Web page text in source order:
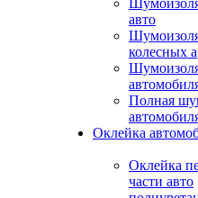
авто
колесных
Полная
Оклейка
Оклейка
части авто